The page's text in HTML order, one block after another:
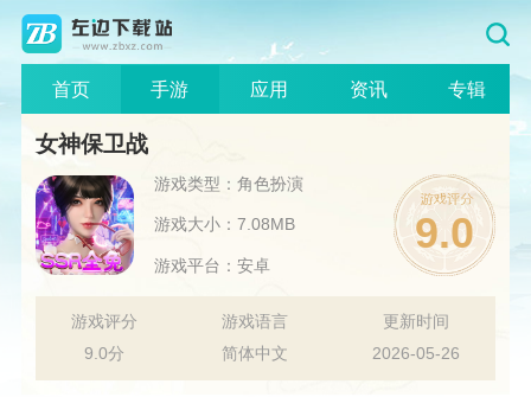
首页 手游 应用 资讯 专辑
女神保卫战
游戏类型：角色扮演
游戏大小：7.08MB
游戏平台：安卓
9.0
游戏评分
9.0分
游戏语言
简体中文
更新时间
2026-05-26